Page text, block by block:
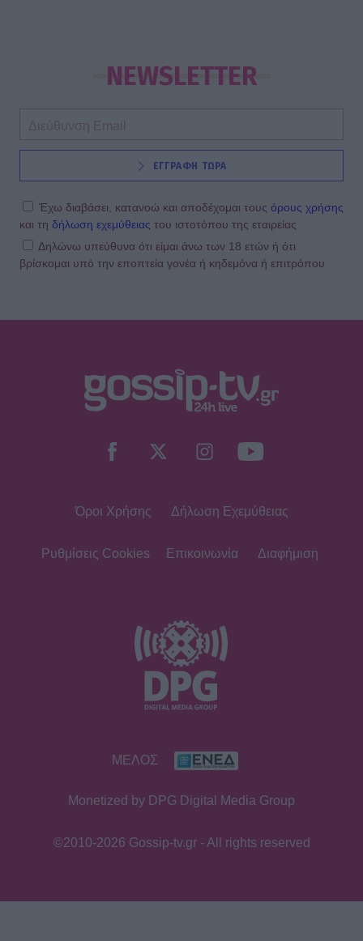
NEWSLETTER
ΕΓΓΡΑΦΗ ΤΩΡΑ
Έχω διαβάσει, κατανοώ και αποδέχομαι τους όρους χρήσης
και τη δήλωση εχεμύθειας του ιστοτόπου της εταιρείας
Δηλώνω υπεύθυνα ότι είμαι άνω των 18 ετών ή ότι
βρίσκομαι υπό την εποπτεία γονέα ή κηδεμόνα ή επιτρόπου
Όροι Χρήσης Δήλωση Εχεμύθειας
Ρυθμίσεις Cookies Επικοινωνία Διαφήμιση
ΜΕΛΟΣ
Monetized by DPG Digital Media Group
©2010-2026 Gossip-tv.gr - All rights reserved